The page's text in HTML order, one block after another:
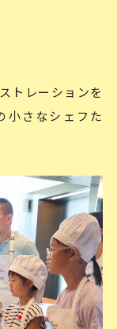
トレーションを
小さなシェフた